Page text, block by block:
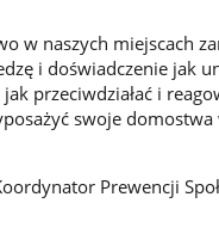
w naszych miejscach
i doświadczenie jak
przeciwdziałać i
swoje
Prewencji